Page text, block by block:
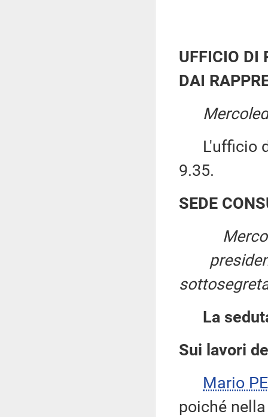
UFFICIO DI
DAI
L'ufficio
9.35.
SEDE
La
Sui lavori
Mario
poiché